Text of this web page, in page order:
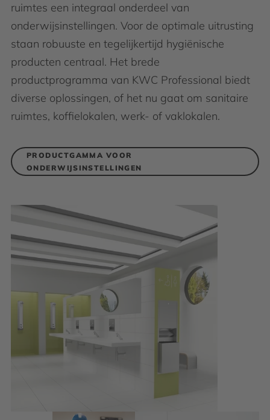
ruimtes een integraal onderdeel van
onderwijsinstellingen. Voor de optimale uitrusting
staan robuuste en tegelijkertijd hygiënische
producten centraal. Het brede
productprogramma van KWC Professional biedt
diverse oplossingen, of het nu gaat om sanitaire
ruimtes, koffielokalen, werk- of vaklokalen.
PRODUCTGAMMA VOOR
ONDERWIJSINSTELLINGEN